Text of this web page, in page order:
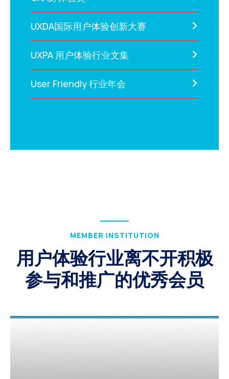
UXDA国际用户体验创新大赛
UXPA 用户体验行业文集
User Friendly 行业年会
MEMBER INSTITUTION
用户体验行业离不开积极
参与和推广的优秀会员